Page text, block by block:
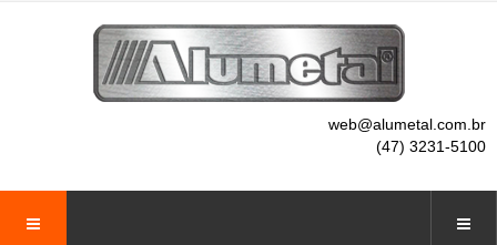
web@alumetal.com.br
(47) 3231-5100